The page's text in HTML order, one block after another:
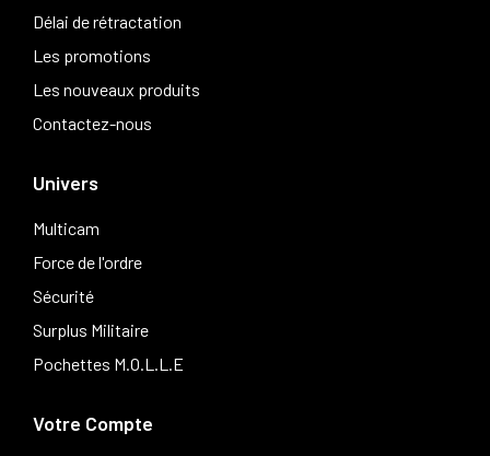
Délai de rétractation
Les promotions
Les nouveaux produits
Contactez-nous
Univers
Multicam
Force de l'ordre
Sécurité
Surplus Militaire
Pochettes M.O.L.L.E
Votre Compte